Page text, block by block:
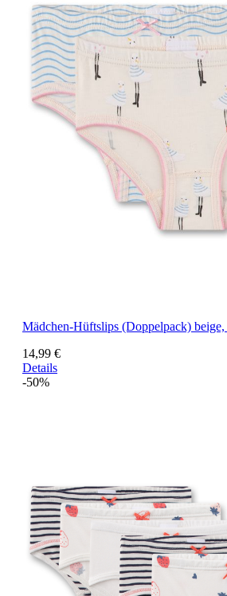
Mädchen-Hüftslips (Doppelpack)
14,99 €
Details
-50%